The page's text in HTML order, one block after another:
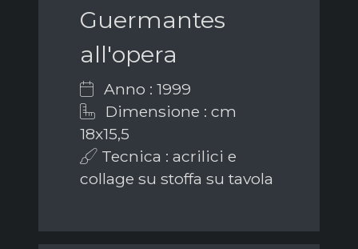
Guermantes
all'opera
Anno : 1999
Dimensione : cm
18x15,5
Tecnica : acrilici e
collage su stoffa su tavola